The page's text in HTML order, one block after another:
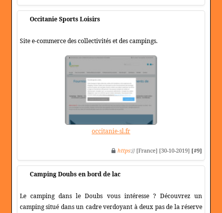
Occitanie Sports Loisirs
Site e-commerce des collectivités et des campings.
occitanie-sl.fr
https:// [France] [30-10-2019] [#9]
Camping Doubs en bord de lac
Le camping dans le Doubs vous intéresse ? Découvrez un
camping situé dans un cadre verdoyant à deux pas de la réserve